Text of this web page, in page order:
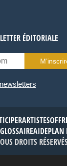
ÉDITORIALE
ARTISTES
GLOSSAIREAIDEPLAN
DROITS